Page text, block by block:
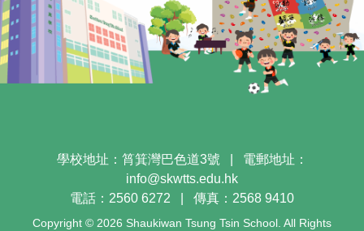
學校地址：筲箕灣巴色道3號
電郵地址：
info@skwtts.edu.hk
電話：2560 6272
傳真：2568 9410
Copyright © 2026 Shaukiwan Tsung Tsin School. All Rights